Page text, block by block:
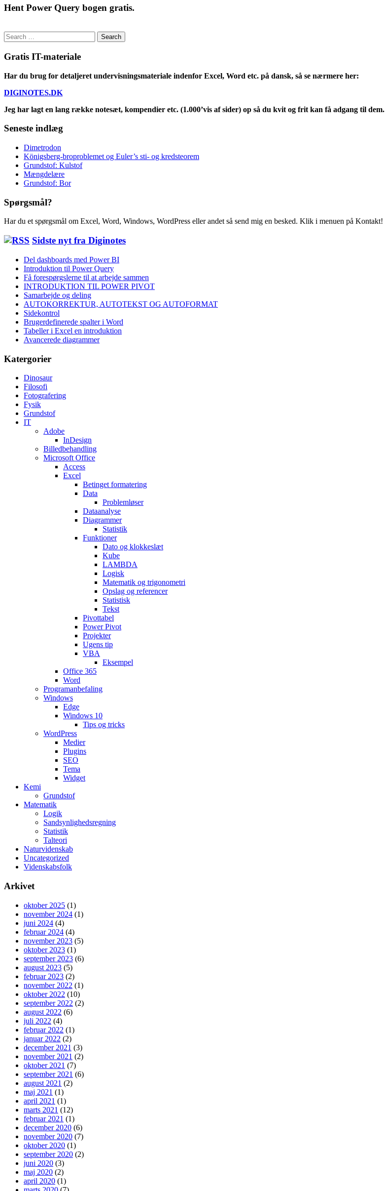
Hent Power Query bogen gratis.
Search
for:
Gratis IT-materiale
Har du brug for detaljeret undervisningsmateriale indenfor Excel, Word etc. på dansk, så se nærmere her:
DIGINOTES.DK
Jeg har lagt en lang række notesæt, kompendier etc. (1.000’vis af sider) op så du kvit og frit kan få adgang til dem.
Seneste indlæg
Dimetrodon
Königsberg-broproblemet og Euler’s sti- og kredsteorem
Grundstof: Kulstof
Mængdelære
Grundstof: Bor
Spørgsmål?
Har du et spørgsmål om Excel, Word, Windows, WordPress eller andet så send mig en besked. Klik i menuen på Kontakt!
Sidste nyt fra Diginotes
Del dashboards med Power BI
Introduktion til Power Query
Få forespørgslerne til at arbejde sammen
INTRODUKTION TIL POWER PIVOT
Samarbejde og deling
AUTOKORREKTUR, AUTOTEKST OG AUTOFORMAT
Sidekontrol
Brugerdefinerede spalter i Word
Tabeller i Excel en introduktion
Avancerede diagrammer
Katergorier
Dinosaur
Filosofi
Fotografering
Fysik
Grundstof
IT
Adobe
InDesign
Billedbehandling
Microsoft Office
Access
Excel
Betinget formatering
Data
Problemløser
Dataanalyse
Diagrammer
Statistik
Funktioner
Dato og klokkeslæt
Kube
LAMBDA
Logisk
Matematik og trigonometri
Opslag og referencer
Statistisk
Tekst
Pivottabel
Power Pivot
Projekter
Ugens tip
VBA
Eksempel
Office 365
Word
Programanbefaling
Windows
Edge
Windows 10
Tips og tricks
WordPress
Medier
Plugins
SEO
Tema
Widget
Kemi
Grundstof
Matematik
Logik
Sandsynlighedsregning
Statistik
Talteori
Naturvidenskab
Uncategorized
Videnskabsfolk
Arkivet
oktober 2025 (1)
november 2024 (1)
juni 2024 (4)
februar 2024 (4)
november 2023 (5)
oktober 2023 (1)
september 2023 (6)
august 2023 (5)
februar 2023 (2)
november 2022 (1)
oktober 2022 (10)
september 2022 (2)
august 2022 (6)
juli 2022 (4)
februar 2022 (1)
januar 2022 (2)
december 2021 (3)
november 2021 (2)
oktober 2021 (7)
september 2021 (6)
august 2021 (2)
maj 2021 (1)
april 2021 (1)
marts 2021 (12)
februar 2021 (1)
december 2020 (6)
november 2020 (7)
oktober 2020 (1)
september 2020 (2)
juni 2020 (3)
maj 2020 (2)
april 2020 (1)